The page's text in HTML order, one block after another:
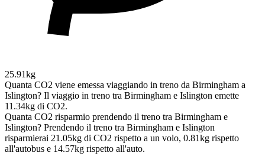
25.91kg
Quanta CO2 viene emessa viaggiando in treno da Birmingham a
Islington? Il viaggio in treno tra Birmingham e Islington emette
11.34kg di CO2.
Quanta CO2 risparmio prendendo il treno tra Birmingham e
Islington? Prendendo il treno tra Birmingham e Islington
risparmierai 21.05kg di CO2 rispetto a un volo, 0.81kg rispetto
all'autobus e 14.57kg rispetto all'auto.